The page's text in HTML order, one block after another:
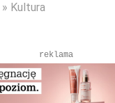
Kultura
reklama